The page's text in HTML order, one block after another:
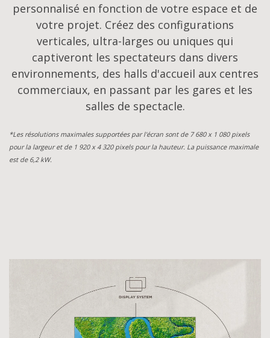
personnalisé en fonction de votre espace et de
votre projet. Créez des configurations
verticales, ultra-larges ou uniques qui
captiveront les spectateurs dans divers
environnements, des halls d'accueil aux centres
commerciaux, en passant par les gares et les
salles de spectacle.
*Les résolutions maximales supportées par l'écran sont de 7 680 x 1 080 pixels
pour la largeur et de 1 920 x 4 320 pixels pour la hauteur. La puissance maximale
est de 6,2 kW.